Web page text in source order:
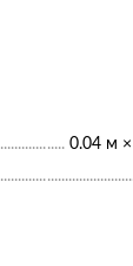
0.04 м